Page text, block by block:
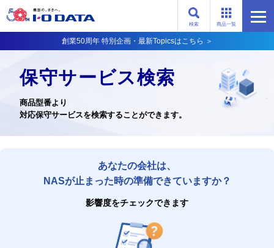
商品一覧
検索
創業50周年 特別企画・最新Topicsはこちら ＞
保守サービス検索
商品型番より
対応保守サービスを検索することができます。
あなたの会社は、
NASが止まった時の準備できていますか？
影響度をチェックできます